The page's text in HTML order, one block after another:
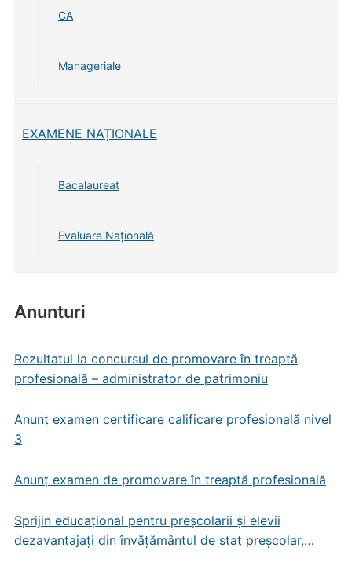
CA
Manageriale
EXAMENE NAȚIONALE
Bacalaureat
Evaluare Națională
Anunturi
Rezultatul la concursul de promovare în treaptă
profesională – administrator de patrimoniu
Anunț examen certificare calificare profesională nivel
3
Anunț examen de promovare în treaptă profesională
Sprijin educațional pentru preșcolarii și elevii
dezavantajați din învățământul de stat preșcolar,